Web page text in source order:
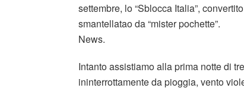
settembre, lo “Sblocca Italia”,
smantellatao da “mister pochette”.
News.
Intanto assistiamo alla prima notte di
ininterrottamente da pioggia, vento